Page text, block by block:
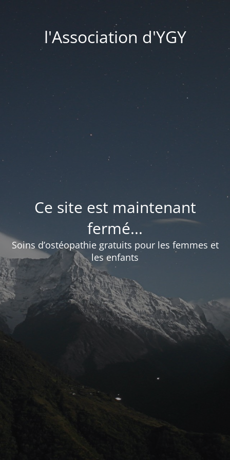
l'Association d'YGY
Ce site est maintenant
fermé...
Soins d’ostéopathie gratuits pour les femmes et
les enfants